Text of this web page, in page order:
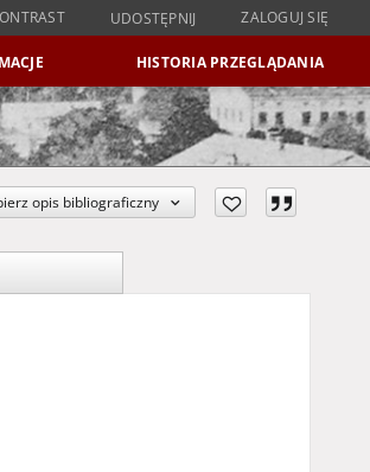
UDOSTĘPNIJ ZALOGUJ SIĘ
HISTORIA PRZEGLĄDANIA
opis bibliograficzny